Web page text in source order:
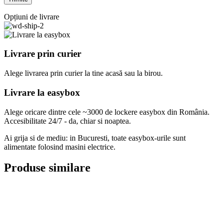
Opțiuni de livrare
Livrare prin curier
Alege livrarea prin curierla tine acasă sau la birou.
Livrare la easybox
Alege oricare dintre cele ~3000 de lockere easybox din România.
Accesibilitate 24/7 - da, chiar si noaptea.
Ai grija si de mediu: in Bucuresti, toate easybox-urile sunt
alimentate folosind masini electrice.
Produse similare